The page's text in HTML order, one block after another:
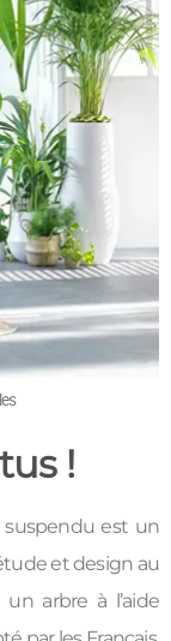
!
suspendu est un
et design au
arbre à l’aide